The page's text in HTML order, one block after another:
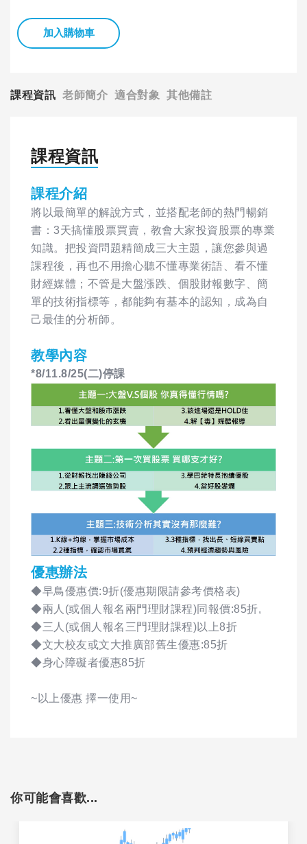
加入購物車
課程資訊 老師簡介 適合對象 其他備註
課程資訊
課程介紹
將以最簡單的解說方式，並搭配老師的熱門暢銷
書：3天搞懂股票買賣，教會大家投資股票的專業
知識。把投資問題精簡成三大主題，讓您參與過
課程後，再也不用擔心聽不懂專業術語、看不懂
財經媒體；不管是大盤漲跌、個股財報數字、簡
單的技術指標等，都能夠有基本的認知，成為自
己最佳的分析師。
教學內容
*8/11.8/25(二)停課
優惠辦法
◆早鳥優惠價:9折(優惠期限請參考價格表)
◆兩人(或個人報名兩門理財課程)同報價:85折,
◆三人(或個人報名三門理財課程)以上8折
◆文大校友或文大推廣部舊生優惠:85折
◆身心障礙者優惠85折
~以上優惠 擇一使用~
你可能會喜歡...